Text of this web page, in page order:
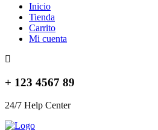
Inicio
Tienda
Carrito
Mi cuenta
+ 123 4567 89
24/7 Help Center